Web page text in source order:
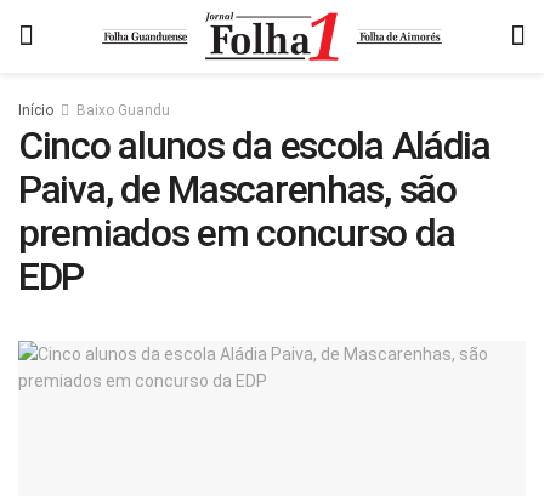
Início Baixo Guandu
Cinco alunos da escola Aládia
Paiva, de Mascarenhas, são
premiados em concurso da
EDP